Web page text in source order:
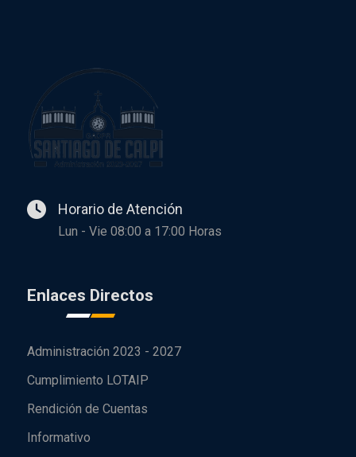
Horario de Atención
Lun - Vie 08:00 a 17:00 Horas
Enlaces Directos
Administración 2023 - 2027
Cumplimiento LOTAIP
Rendición de Cuentas
Informativo